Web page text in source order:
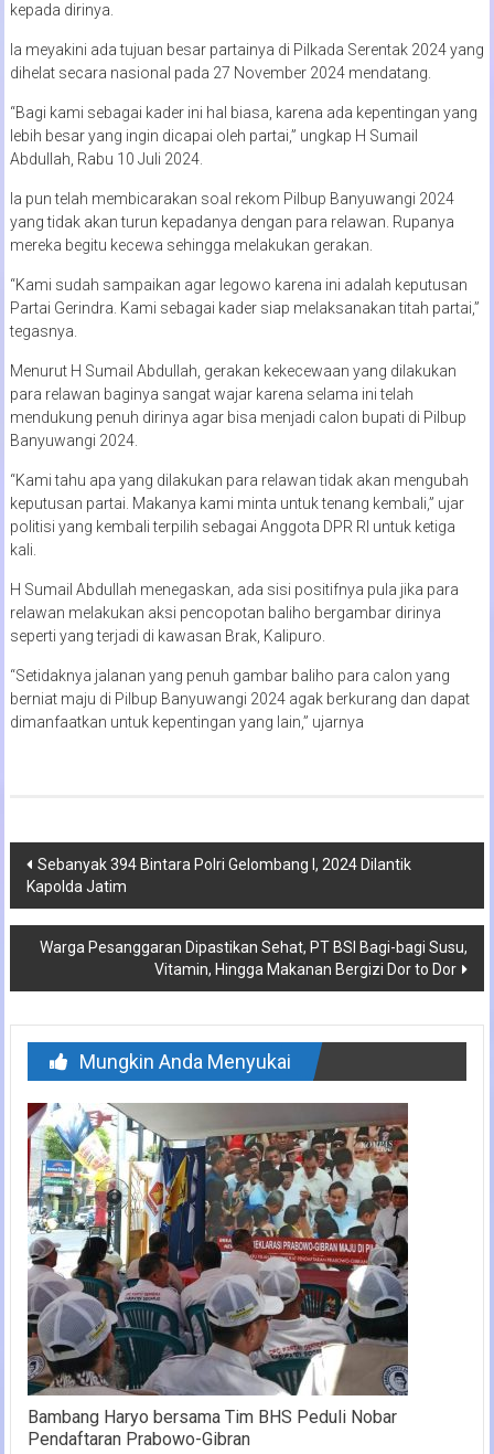
kepada dirinya.
Ia meyakini ada tujuan besar partainya di Pilkada Serentak 2024 yang
dihelat secara nasional pada 27 November 2024 mendatang.
“Bagi kami sebagai kader ini hal biasa, karena ada kepentingan yang
lebih besar yang ingin dicapai oleh partai,” ungkap H Sumail
Abdullah, Rabu 10 Juli 2024.
Ia pun telah membicarakan soal rekom Pilbup Banyuwangi 2024
yang tidak akan turun kepadanya dengan para relawan. Rupanya
mereka begitu kecewa sehingga melakukan gerakan.
“Kami sudah sampaikan agar legowo karena ini adalah keputusan
Partai Gerindra. Kami sebagai kader siap melaksanakan titah partai,”
tegasnya.
Menurut H Sumail Abdullah, gerakan kekecewaan yang dilakukan
para relawan baginya sangat wajar karena selama ini telah
mendukung penuh dirinya agar bisa menjadi calon bupati di Pilbup
Banyuwangi 2024.
“Kami tahu apa yang dilakukan para relawan tidak akan mengubah
keputusan partai. Makanya kami minta untuk tenang kembali,” ujar
politisi yang kembali terpilih sebagai Anggota DPR RI untuk ketiga
kali.
H Sumail Abdullah menegaskan, ada sisi positifnya pula jika para
relawan melakukan aksi pencopotan baliho bergambar dirinya
seperti yang terjadi di kawasan Brak, Kalipuro.
“Setidaknya jalanan yang penuh gambar baliho para calon yang
berniat maju di Pilbup Banyuwangi 2024 agak berkurang dan dapat
dimanfaatkan untuk kepentingan yang lain,” ujarnya
Navigasi
pos
Sebanyak 394 Bintara Polri Gelombang I, 2024 Dilantik
Kapolda Jatim
Warga Pesanggaran Dipastikan Sehat, PT BSI Bagi-bagi Susu,
Vitamin, Hingga Makanan Bergizi Dor to Dor
Mungkin Anda Menyukai
Bambang Haryo bersama Tim BHS Peduli Nobar
Pendaftaran Prabowo-Gibran